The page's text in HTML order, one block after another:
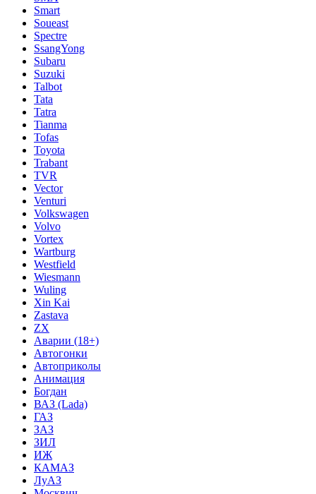
Smart
Soueast
Spectre
SsangYong
Subaru
Suzuki
Talbot
Tata
Tatra
Tianma
Tofas
Toyota
Trabant
TVR
Vector
Venturi
Volkswagen
Volvo
Vortex
Wartburg
Westfield
Wiesmann
Wuling
Xin Kai
Zastava
ZX
Аварии (18+)
Автогонки
Автоприколы
Анимация
Богдан
ВАЗ (Lada)
ГАЗ
ЗАЗ
ЗИЛ
ИЖ
КАМАЗ
ЛуАЗ